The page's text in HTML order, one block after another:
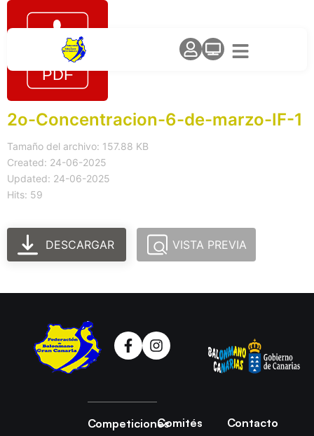
2o-Concentracion-6-de-marzo-IF-1
Tamaño del archivo: 157.88 KB
Created: 24-06-2025
Updated: 24-06-2025
Hits: 59
DESCARGAR VISTA PREVIA
CompeticionesComités
Contacto